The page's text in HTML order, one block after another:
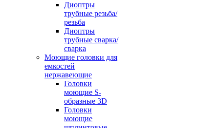
Диоптры
трубные резьба/
резьба
Диоптры
трубные сварка/
сварка
Моющие головки для
емкостей
нержавеющие
Головки
моющие S-
образные 3D
Головки
моющие